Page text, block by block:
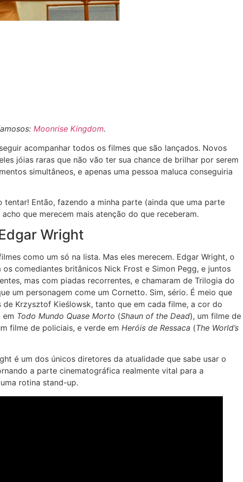
Moonrise Kingdom.
acompanhar todos os filmes que são lançados. Novos
jóias raras que não vão ter sua chance de brilhar por serem
simultâneos, e apenas uma pessoa maluca conseguiria
tentar! Então, fazendo a minha parte (ainda que uma parte
que merecem mais atenção do que receberam.
Wright
como um só na lista. Mas eles merecem. Edgar Wright, o
comediantes britânicos Nick Frost e Simon Pegg, e juntos
mas com piadas recorrentes, e chamaram de Trilogia do
um personagem come um Cornetto. Sim, sério. É meio que
Krzysztof Kieślowsk, tanto que em cada filme, a cor do
em Todo Mundo Quase Morto (Shaun of the Dead), um filme de
filme de policiais, e verde em Heróis de Ressaca (The World’s
é um dos únicos diretores da atualidade que sabe usar o
a parte cinematográfica realmente vital para a
rotina stand-up.